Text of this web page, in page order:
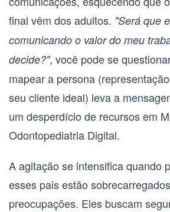
final vêm dos adultos. "Será que
comunicando o valor do meu
decide?", você pode se
mapear a persona
seu cliente ideal) leva a
um desperdício de recursos em
Odontopediatria Digital.
A agitação se intensifica quando
esses pais estão
preocupações. Eles buscam